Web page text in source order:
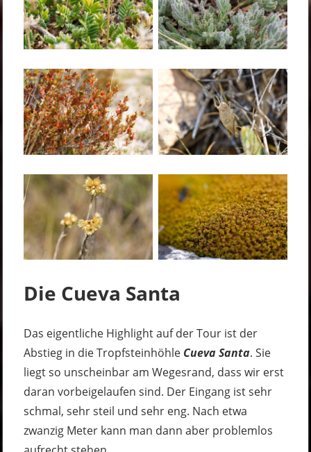
Die Cueva Santa
Das eigentliche Highlight auf der Tour ist der
Abstieg in die Tropfsteinhöhle Cueva Santa. Sie
liegt so unscheinbar am Wegesrand, dass wir erst
daran vorbeigelaufen sind. Der Eingang ist sehr
schmal, sehr steil und sehr eng. Nach etwa
zwanzig Meter kann man dann aber problemlos